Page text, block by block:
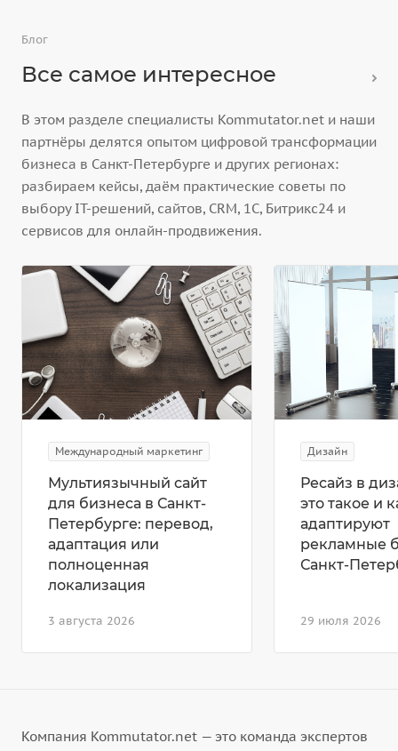
Блог
Все самое интересное
В этом разделе специалисты Kommutator.net и наши
партнёры делятся опытом цифровой трансформации
бизнеса в Санкт-Петербурге и других регионах:
разбираем кейсы, даём практические советы по
выбору IT-решений, сайтов, CRM, 1С, Битрикс24 и
сервисов для онлайн-продвижения.
Международный маркетинг
3 августа 2026
Мультиязычный сайт
для бизнеса в Санкт-
Петербурге: перевод,
адаптация или
полноценная
локализация
Дизайн
29 июля 2026
Ресайз в
это такое и
адаптируют
рекламные
Санкт-
Компания Kommutator.net — это команда экспертов